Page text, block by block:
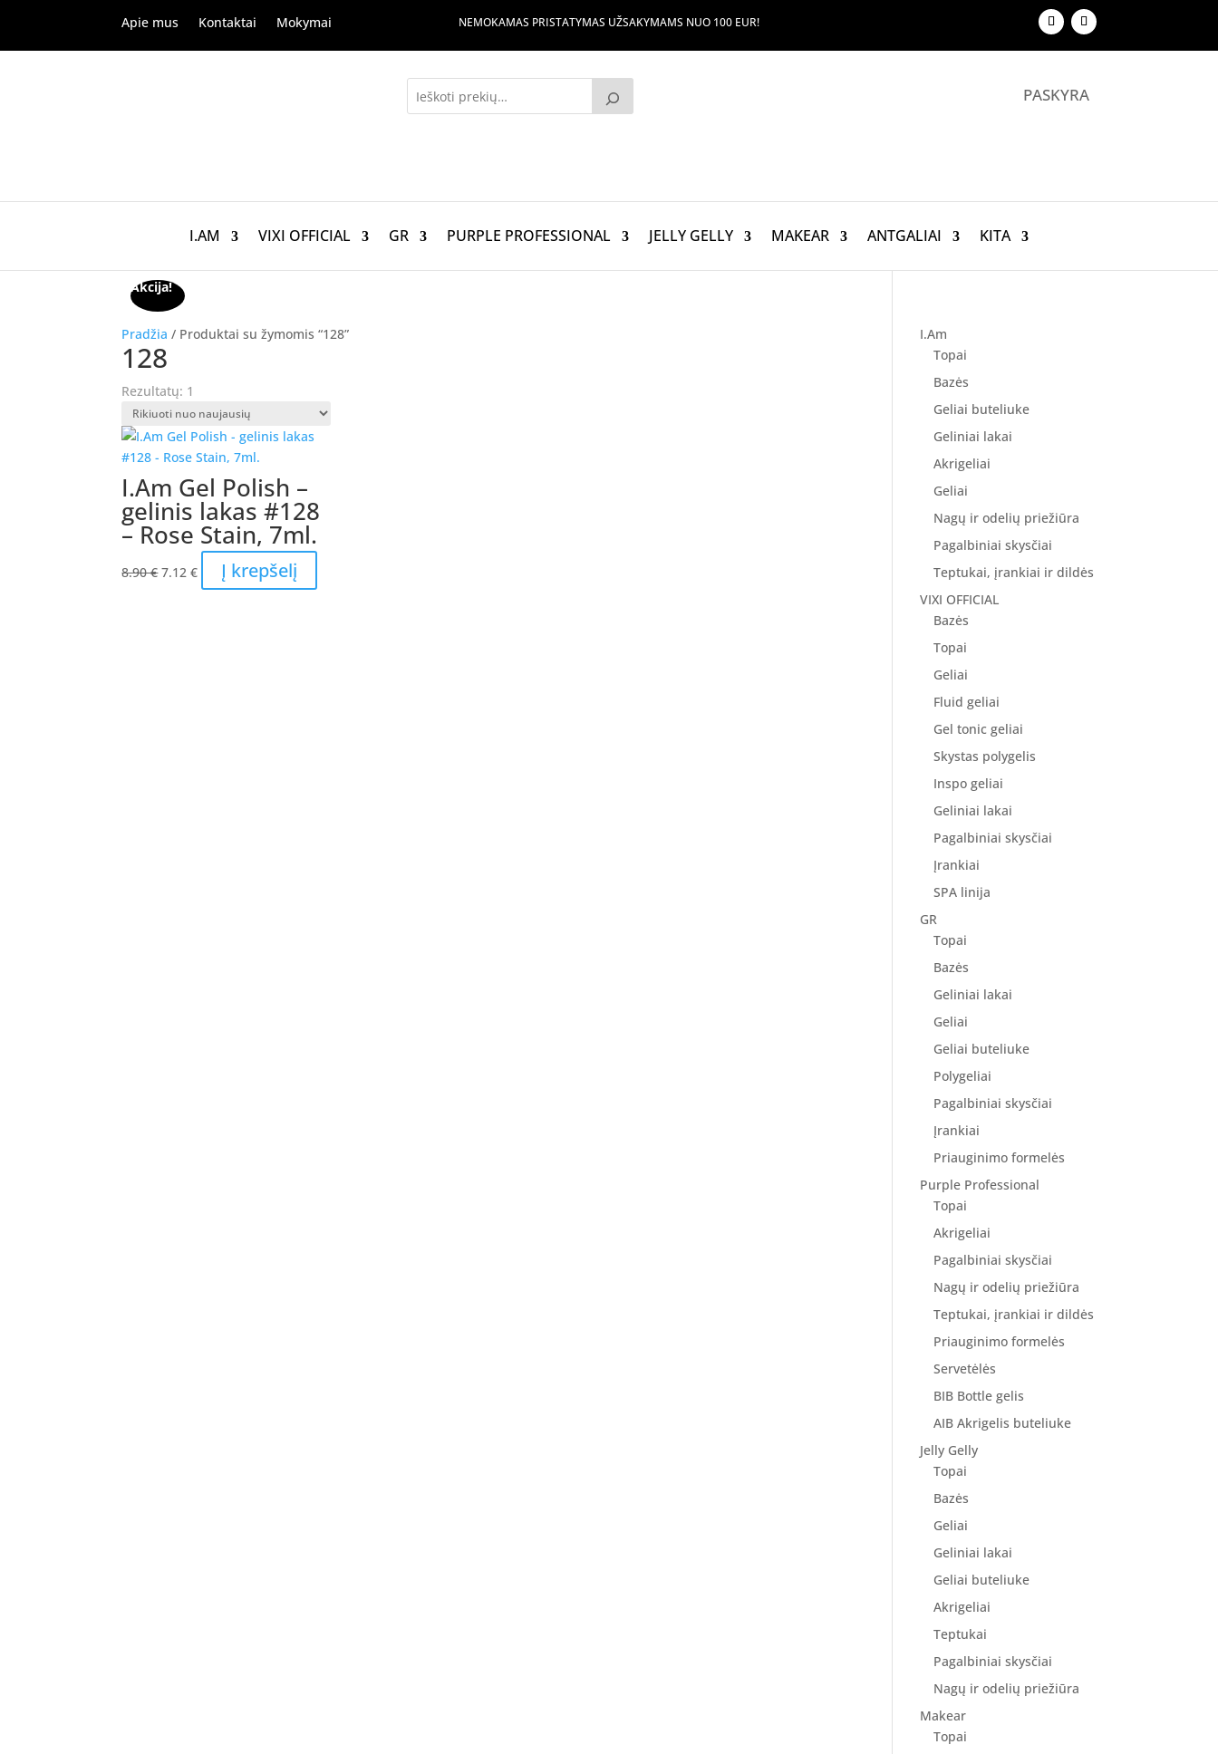
Apie mus Kontaktai Mokymai NEMOKAMAS PRISTATYMAS UŽSAKYMAMS NUO 100 EUR!
PASKYRA
I.AM VIXI OFFICIAL GR PURPLE PROFESSIONAL JELLY GELLY MAKEAR ANTGALIAI KITA
Pradžia / Produktai su žymomis “128”
128
Rezultatų: 1
Akcija!
I.Am Gel Polish –
gelinis lakas #128
– Rose Stain, 7ml.
8.90€Original
7.12€Current
price
Į krepšelį
I.Am
Topai
Bazės
Geliai buteliuke
Geliniai lakai
Akrigeliai
Geliai
Nagų ir odelių priežiūra
Pagalbiniai skysčiai
Teptukai, įrankiai ir dildės
VIXI OFFICIAL
Bazės
Topai
Geliai
Fluid geliai
Gel tonic geliai
Skystas polygelis
Inspo geliai
Geliniai lakai
Pagalbiniai skysčiai
Įrankiai
SPA linija
GR
Topai
Bazės
Geliniai lakai
Geliai
Geliai buteliuke
Polygeliai
Pagalbiniai skysčiai
Įrankiai
Priauginimo formelės
Purple Professional
Topai
Akrigeliai
Pagalbiniai skysčiai
Nagų ir odelių priežiūra
Teptukai, įrankiai ir dildės
Priauginimo formelės
Servetėlės
BIB Bottle gelis
AIB Akrigelis buteliuke
Jelly Gelly
Topai
Bazės
Geliai
Geliniai lakai
Geliai buteliuke
Akrigeliai
Teptukai
Pagalbiniai skysčiai
Nagų ir odelių priežiūra
Makear
Topai